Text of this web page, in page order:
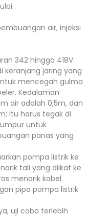
air, injeksi
342 hingga 418V.
keranjang jaring yang
mencegah gulma
Kedalaman
air adalah 0,5m, dan
Itu harus tegak di
untuk
panas yang
pompa listrik ke
tali yang diikat ke
menarik kabel.
pipa pompa listrik
uji coba terlebih